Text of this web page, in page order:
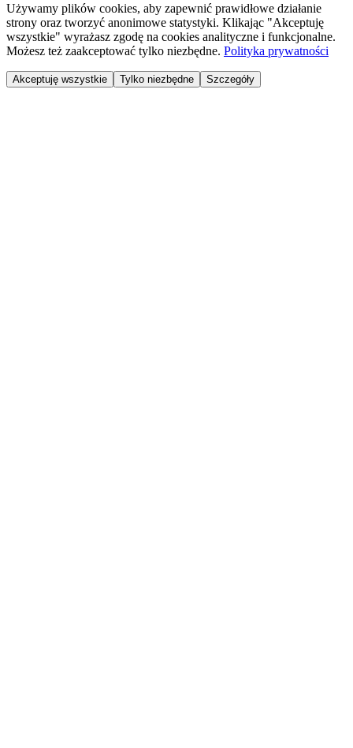
Używamy plików cookies, aby zapewnić prawidłowe działanie
strony oraz tworzyć anonimowe statystyki. Klikając "Akceptuję
wszystkie" wyrażasz zgodę na cookies analityczne i funkcjonalne.
Możesz też zaakceptować tylko niezbędne. Polityka prywatności
Akceptuję wszystkie Tylko niezbędne Szczegóły